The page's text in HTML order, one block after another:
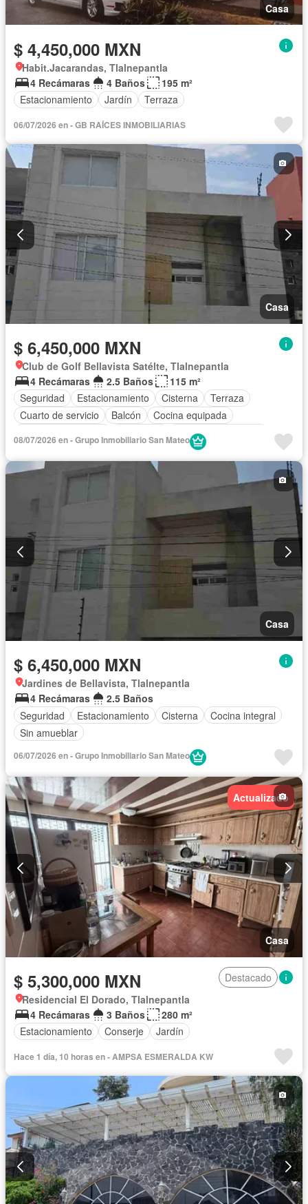
Casa
$ 4,450,000 MXN
Habit.Jacarandas, Tlalnepantla
4 Recámaras
4 Baños
195 m²
Estacionamiento
Jardín Terraza
06/07/2026 en - GB RAÍCES INMOBILIARIAS
Casa
$ 6,450,000 MXN
Club de Golf Bellavista Satélte, Tlalnepantla
4 Recámaras
2.5 Baños
115 m²
Seguridad
Estacionamiento Cisterna
Terraza
Cuarto de servicio
Balcón
Cocina equipada
Caseta de vigilancia
Permite mascotas
Sin amueblar
08/07/2026 en - Grupo Inmobiliario San Mateo
Casa
$ 6,450,000 MXN
Jardines de Bellavista, Tlalnepantla
4 Recámaras
2.5 Baños
Seguridad
Estacionamiento Cisterna
Cocina integral
Sin amueblar
06/07/2026 en - Grupo Inmobiliario San Mateo
Actualizado
Casa
$ 5,300,000 MXN
Destacado
Residencial El Dorado, Tlalnepantla
4 Recámaras
3 Baños
280 m²
Estacionamiento
Conserje Jardín
Hace 1 día, 10 horas en - AMPSA ESMERALDA KW